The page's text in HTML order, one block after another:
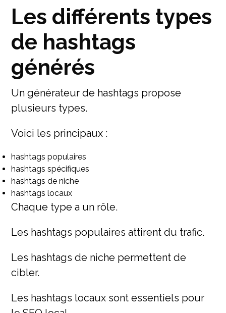
Les différents types
de hashtags
générés
Un générateur de hashtags propose
plusieurs types.
Voici les principaux :
hashtags populaires
hashtags spécifiques
hashtags de niche
hashtags locaux
Chaque type a un rôle.
Les hashtags populaires attirent du trafic.
Les hashtags de niche permettent de
cibler.
Les hashtags locaux sont essentiels pour